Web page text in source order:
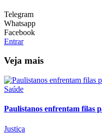
Telegram
Whatsapp
Facebook
Entrar
Veja mais
Saúde
Paulistanos enfrentam filas
Justiça